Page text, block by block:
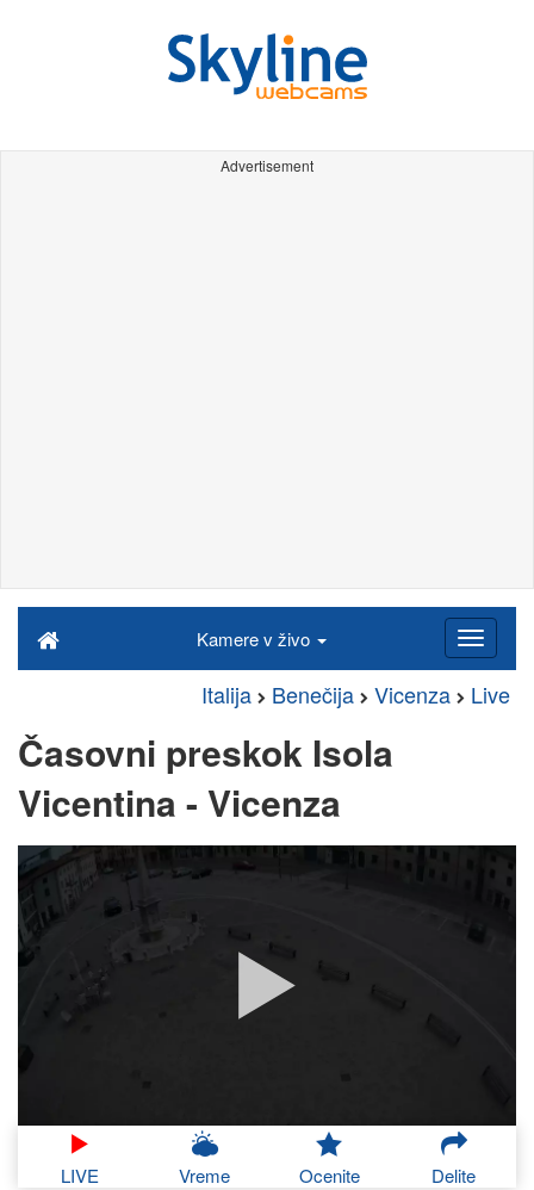
Advertisement
Kamere v živo
Italija Benečija Vicenza Live
Časovni preskok Isola
Vicentina - Vicenza
LIVE Vreme Ocenite Delite